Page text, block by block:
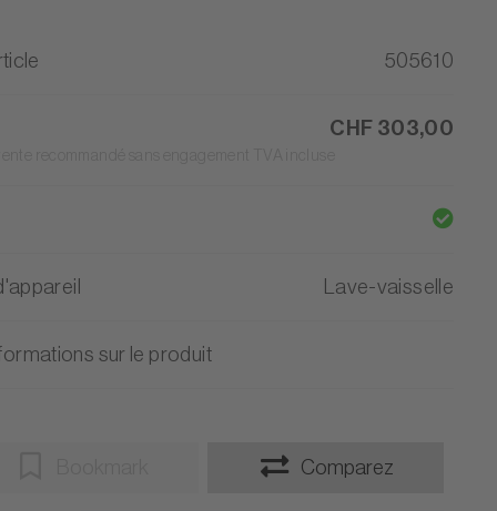
505610
CHF 303,00
Lave-vaisselle
sur le produit
Comparez